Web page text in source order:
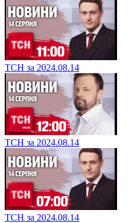
ТСН за 2024.08.14
ТСН за 2024.08.14
ТСН за 2024.08.14